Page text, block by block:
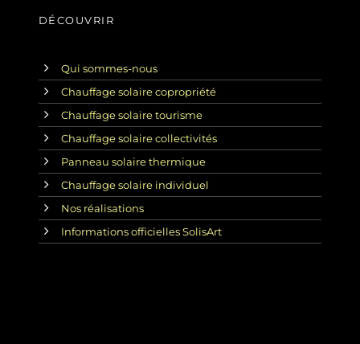
DÉCOUVRIR
Qui sommes-nous
Chauffage solaire copropriété
Chauffage solaire tourisme
Chauffage solaire collectivités
Panneau solaire thermique
Chauffage solaire individuel
Nos réalisations
Informations officielles SolisArt